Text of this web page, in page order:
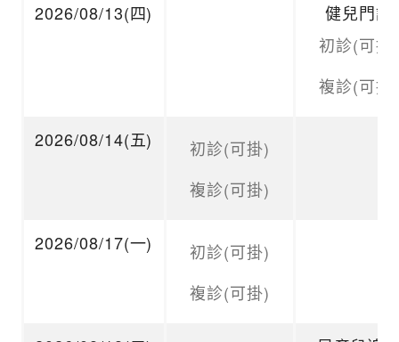
2026/08/13(四)
健兒門診
初診(可掛)
複診(可掛)
2026/08/14(五)
初診(可掛)
複診(可掛)
2026/08/17(一)
初診(可掛)
複診(可掛)